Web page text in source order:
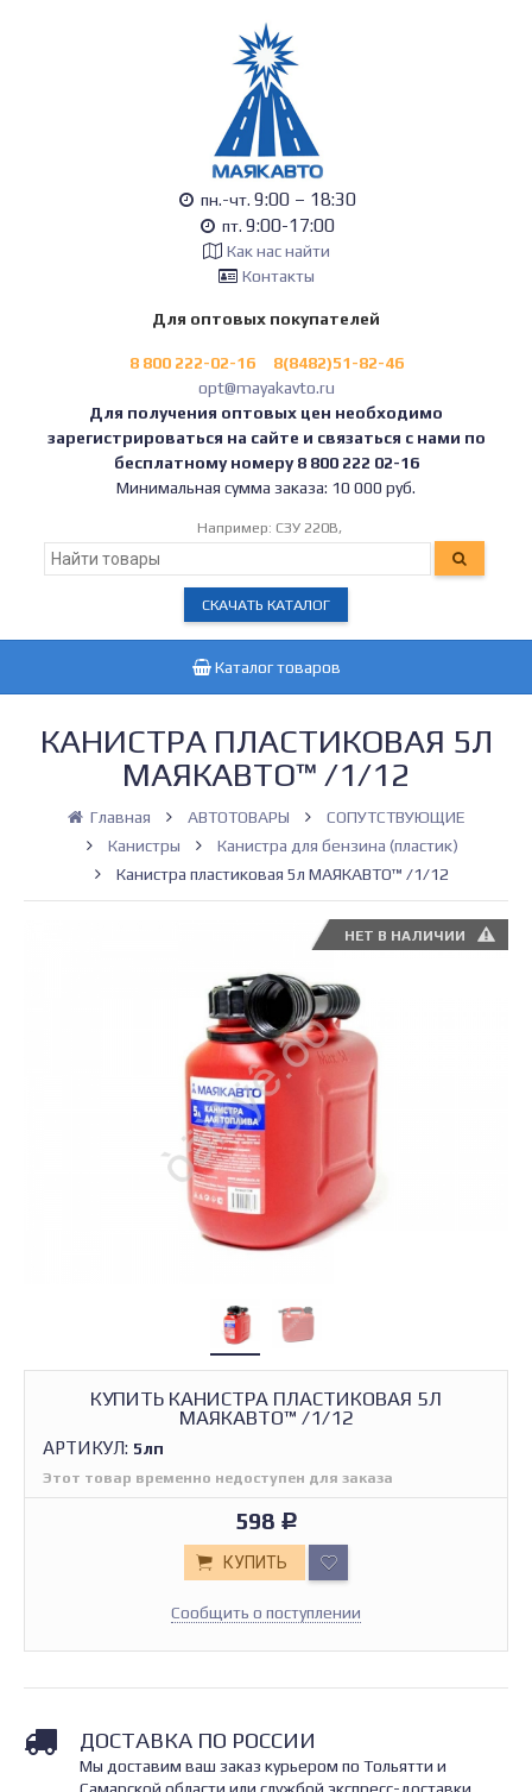
пн.-чт. 9:00 – 18:30
пт. 9:00-17:00
Как нас найти
Контакты
Для оптовых покупателей
8 800 222-02-16
8(8482)51-82-46
opt@mayakavto.ru
Для получения оптовых цен необходимо
зарегистрироваться на сайте и связаться с нами по
бесплатному номеру 8 800 222 02-16
Минимальная сумма заказа: 10 000 руб.
Например: СЗУ 220В,
СКАЧАТЬ КАТАЛОГ
Каталог товаров
КАНИСТРА ПЛАСТИКОВАЯ 5Л
МАЯКАВТО™ /1/12
Главная АВТОТОВАРЫ
СОПУТСТВУЮЩИЕ
Канистры
Канистра для бензина (пластик)
Канистра пластиковая 5л МАЯКАВТО™ /1/12
НЕТ В НАЛИЧИИ
КУПИТЬ КАНИСТРА ПЛАСТИКОВАЯ 5Л
МАЯКАВТО™ /1/12
АРТИКУЛ: 5лп
Этот товар временно недоступен для заказа
598 Р
КУПИТЬ
Сообщить о поступлении
ДОСТАВКА ПО РОССИИ
Мы доставим ваш заказ курьером по Тольятти и